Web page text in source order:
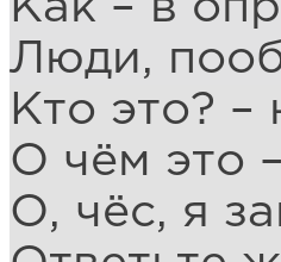
Люди,
Кто это? –
О чём это
О, чёс, я